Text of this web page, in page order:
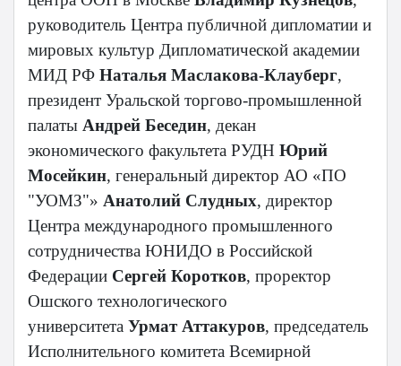
руководитель Центра публичной дипломатии и
мировых культур Дипломатической академии
МИД РФ Наталья Маслакова-Клауберг,
президент Уральской торгово-промышленной
палаты Андрей Беседин, декан
экономического факультета РУДН Юрий
Мосейкин, генеральный директор АО «ПО
"УОМЗ"» Анатолий Слудных, директор
Центра международного промышленного
сотрудничества ЮНИДО в Российской
Федерации Сергей Коротков, проректор
Ошского технологического
университета Урмат Аттакуров, председатель
Исполнительного комитета Всемирной